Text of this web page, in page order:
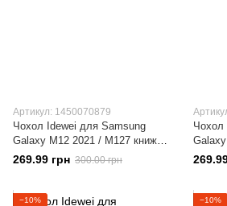
Артикул: 1450070879
Чохол Idewei для Samsung
Galaxy M12 2021 / M127 книжка
шкіра PU з візитницею чорний
269.99 грн 300.00 грн
Чохол
шкіра
−10% −10%